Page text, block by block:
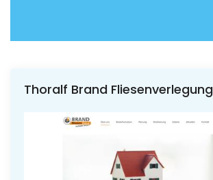
Thoralf Brand Fliesenverlegung